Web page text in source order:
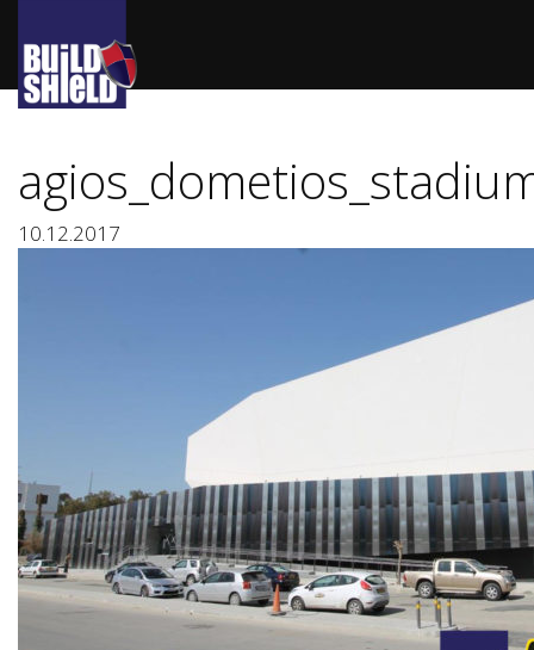
10.12.2017